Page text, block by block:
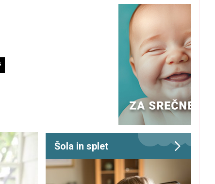
Šola in splet